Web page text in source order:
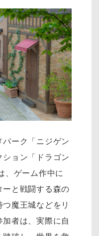
ーク「ニジゲン
ション「ドラゴン
、ゲーム作中に
と戦闘する森の
魔王城などをリ
者は、実際に自